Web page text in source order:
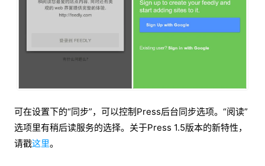
可在设置下的“同步”，可以控制Press后台同步选项。“阅读”
选项里有稍后读服务的选择。关于Press 1.5版本的新特性，
请戳这里。